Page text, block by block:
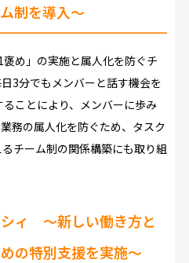
制を導入～
め」の実施と属人化を防ぐチ
3分でもメンバーと話す機会を
ことにより、メンバーに歩み
務の属人化を防ぐため、タスク
チーム制の関係構築にも取り組
ィ
～新しい働き方と
の特別支援を実施～